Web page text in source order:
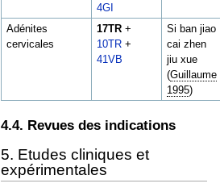
4GI
Adénites
cervicales
17TR +
10TR +
41VB
Si ban jiao
cai zhen
jiu xue
(Guillaume
1995)
4.4. Revues des indications
5. Etudes cliniques et
expérimentales